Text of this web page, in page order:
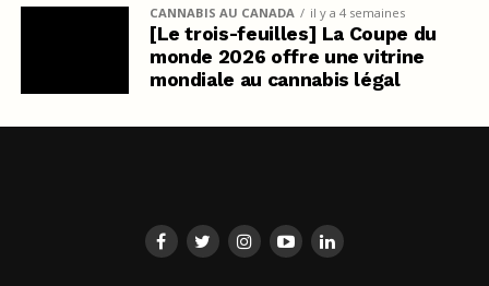
CANNABIS AU CANADA il y a 4 semaines
[Le trois-feuilles] La Coupe du
monde 2026 offre une vitrine
mondiale au cannabis légal